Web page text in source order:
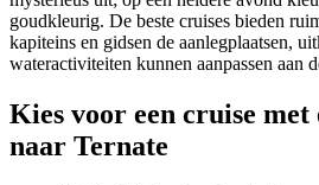
goudkleurig. De beste cruises bieden
kapiteins en gidsen de aanlegplaatsen,
wateractiviteiten kunnen aanpassen aan
Kies voor een cruise met
naar Ternate